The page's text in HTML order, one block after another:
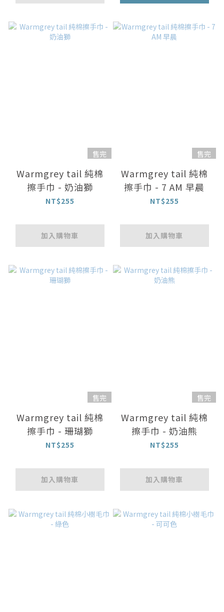
售完
Warmgrey tail 純棉
擦手巾 - 奶油獅
NT$255
加入購物車
售完
Warmgrey tail 純棉
擦手巾 - 7 AM 早晨
NT$255
加入購物車
售完
Warmgrey tail 純棉
擦手巾 - 珊瑚獅
NT$255
加入購物車
售完
Warmgrey tail 純棉
擦手巾 - 奶油熊
NT$255
加入購物車